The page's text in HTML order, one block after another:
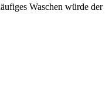
Waschen würde der